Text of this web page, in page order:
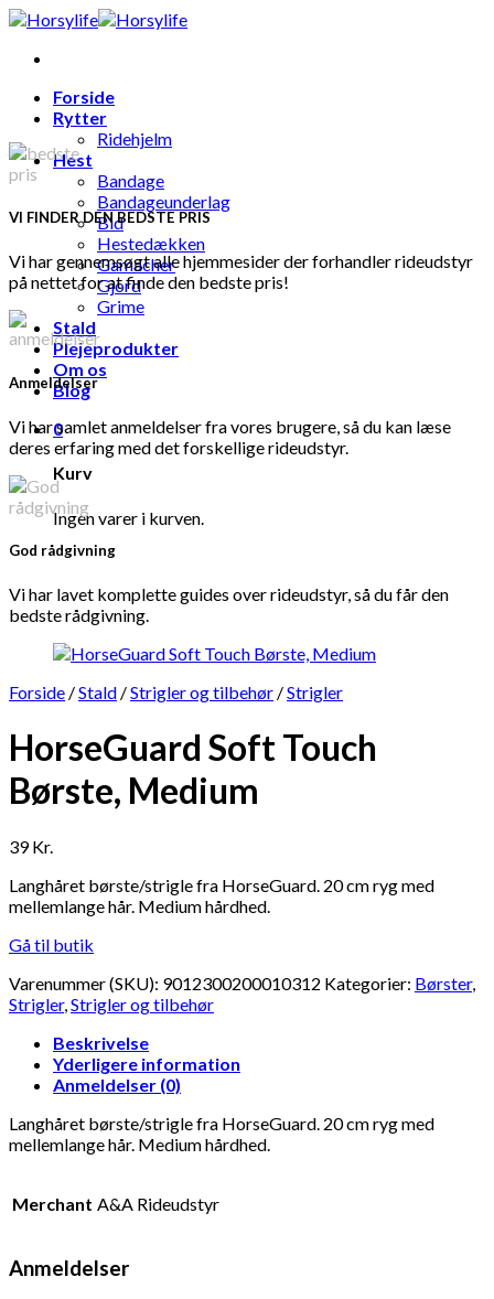
Skip
content
Forside
Rytter
Ridehjelm
Hest
Bandage
Bandageunderlag
Bid
Hestedækken
Gamacher
Gjord
Grime
Stald
Plejeprodukter
Om os
Blog
0
Kurv
Ingen varer i kurven.
VI FINDER DEN BEDSTE PRIS
Vi har gennemsøgt alle hjemmesider der forhandler rideudstyr
på nettet for at finde den bedste pris!
Anmeldelser
Vi har samlet anmeldelser fra vores brugere, så du kan læse
deres erfaring med det forskellige rideudstyr.
God rådgivning
Vi har lavet komplette guides over rideudstyr, så du får den
bedste rådgivning.
Forside /Stald /Strigler og tilbehør /Strigler
HorseGuard Soft Touch
Børste, Medium
39Kr.
Langhåret børste/strigle fra HorseGuard. 20 cm ryg med
mellemlange hår. Medium hårdhed.
Gå til butik
Varenummer (SKU): 9012300200010312 Kategorier: Børster,
Strigler,Strigler og tilbehør
Beskrivelse
Yderligere information
Anmeldelser (0)
Langhåret børste/strigle fra HorseGuard. 20 cm ryg med
mellemlange hår. Medium hårdhed.
Merchant A&A Rideudstyr
Anmeldelser